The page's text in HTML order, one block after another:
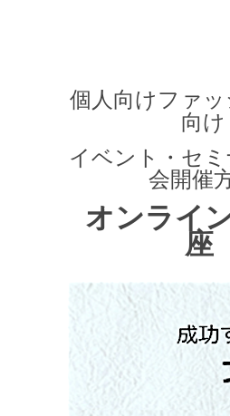
個人向けファ
向け
イベント・セ
会開催
オンライ
座